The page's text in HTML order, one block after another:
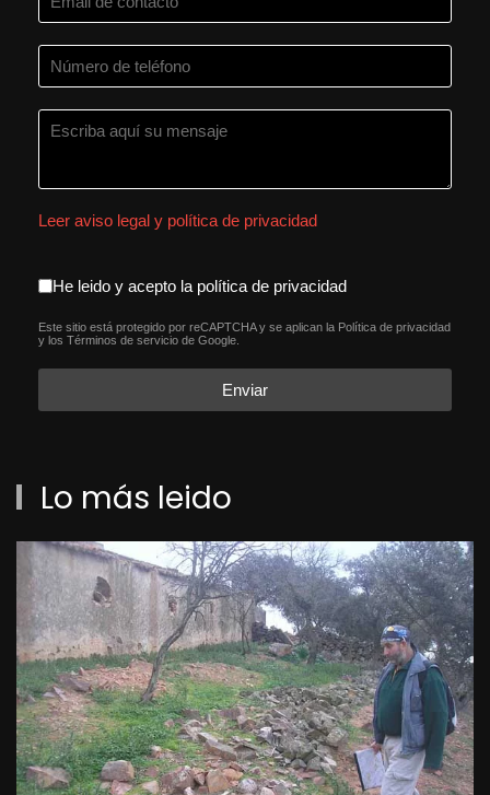
Leer aviso legal y política de privacidad
aceptacion política de
He leido y acepto la política de privacidad
reCAPTCHA*
Este sitio está protegido por reCAPTCHA y se aplican la Política de privacidad
y los Términos de servicio de Google.
Enviar
Lo más leido